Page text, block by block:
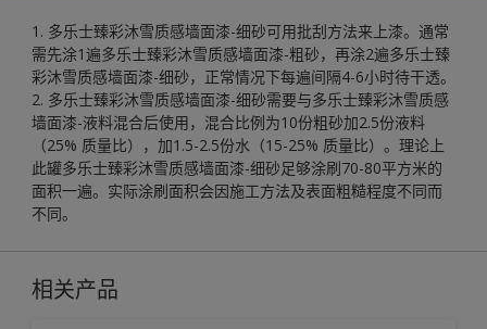
1. 多乐士臻彩沐雪质感墙面漆-细砂可用批刮方法来上漆。通常
需先涂1遍多乐士臻彩沐雪质感墙面漆-粗砂，再涂2遍多乐士臻
彩沐雪质感墙面漆-细砂，正常情况下每遍间隔4-6小时待干透。
2. 多乐士臻彩沐雪质感墙面漆-细砂需要与多乐士臻彩沐雪质感
墙面漆-液料混合后使用，混合比例为10份粗砂加2.5份液料
（25% 质量比），加1.5-2.5份水（15-25% 质量比）。理论上
此罐多乐士臻彩沐雪质感墙面漆-细砂足够涂刷70-80平方米的
面积一遍。实际涂刷面积会因施工方法及表面粗糙程度不同而
不同。
相关产品